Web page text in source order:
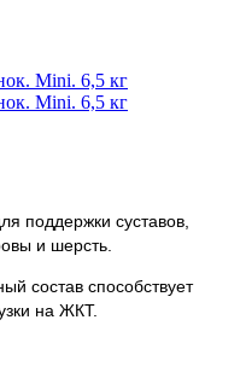
поддержки суставов,
и шерсть.
состав способствует
на ЖКТ.